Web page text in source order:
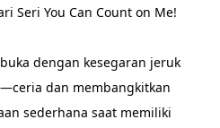
Seri You Can Count on Me!
dengan kesegaran jeruk
dan membangkitkan
sederhana saat memiliki